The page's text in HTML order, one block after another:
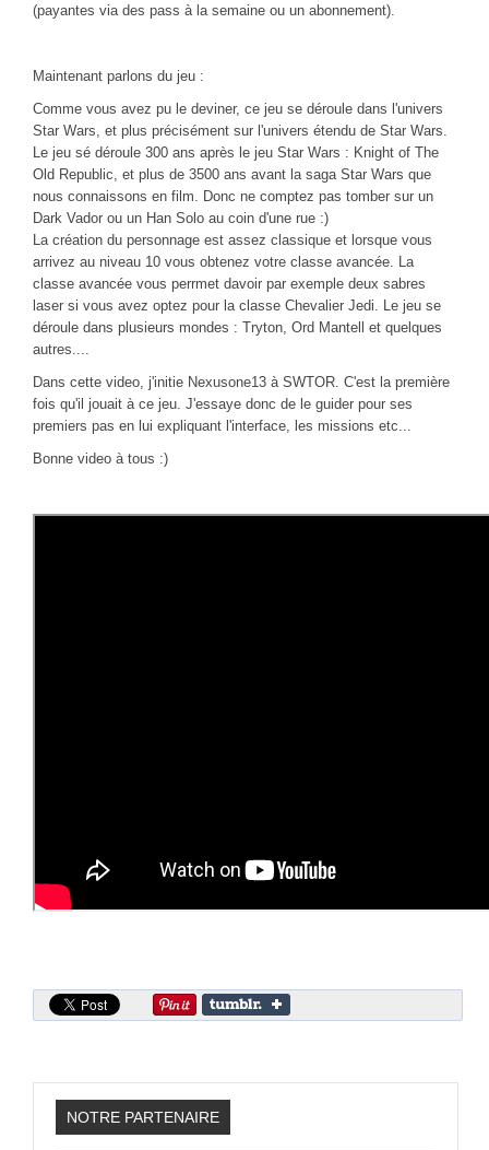
30 minutes sur...
Parties en ligne
Funtage
Walkthrough / LP
Découvrons le Boss Final
Minecraft
Battlefield Montage
Chroniques du jeu video
ANIM
Stop Motions & Animations
Sonic the Hedgehog 2
Animations Sprites
Sonic Chronicles Le Film
PHOTOS
(payantes via des pass à la semaine ou un abonnement).
Maintenant parlons du jeu :
Comme vous avez pu le deviner, ce jeu se déroule dans l'univers
Star Wars, et plus précisément sur l'univers étendu de Star Wars.
Le jeu sé déroule 300 ans après le jeu Star Wars : Knight of The
Old Republic, et plus de 3500 ans avant la saga Star Wars que
nous connaissons en film. Donc ne comptez pas tomber sur un
Dark Vador ou un Han Solo au coin d'une rue :)
La création du personnage est assez classique et lorsque vous
arrivez au niveau 10 vous obtenez votre classe avancée. La
classe avancée vous perrmet davoir par exemple deux sabres
laser si vous avez optez pour la classe Chevalier Jedi. Le jeu se
déroule dans plusieurs mondes : Tryton, Ord Mantell et quelques
autres....
Dans cette video, j'initie Nexusone13 à SWTOR. C'est la première
fois qu'il jouait à ce jeu. J'essaye donc de le guider pour ses
premiers pas en lui expliquant l'interface, les missions etc...
Bonne video à tous :)
NOTRE PARTENAIRE